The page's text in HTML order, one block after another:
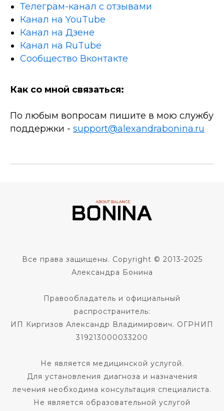
Телеграм-канал с отзывами
Канал на YouTube
Канал на Дзене
Канал на RuTube
Сообщество Вконтакте
Как со мной связаться:
По любым вопросам пишите в мою службу
поддержки - support@alexandrabonina.ru
Все права защищены. Copyright © 2013-2025
Александра Бонина
Правообладатель и официальный
распространитель:
ИП Киргизов Александр Владимирович. ОГРНИП
319213000033200
Не является медицинской услугой.
Для установления диагноза и назначения
лечения необходима консультация специалиста.
Не является образовательной услугой